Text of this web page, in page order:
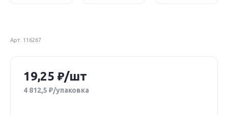
Арт. 116267
19,25 /шт
4 812,5 /упаковка